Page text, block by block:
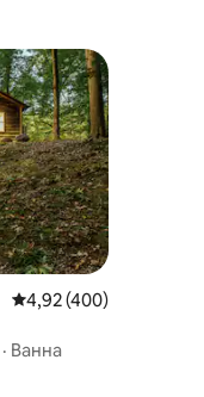
Середня оцінка: 4,92
4,92 (400)
· Ванна